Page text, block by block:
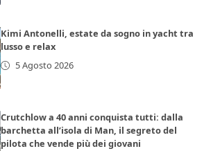
Kimi Antonelli, estate da sogno in yacht tra
lusso e relax
5 Agosto 2026
Crutchlow a 40 anni conquista tutti: dalla
barchetta all’isola di Man, il segreto del
pilota che vende più dei giovani